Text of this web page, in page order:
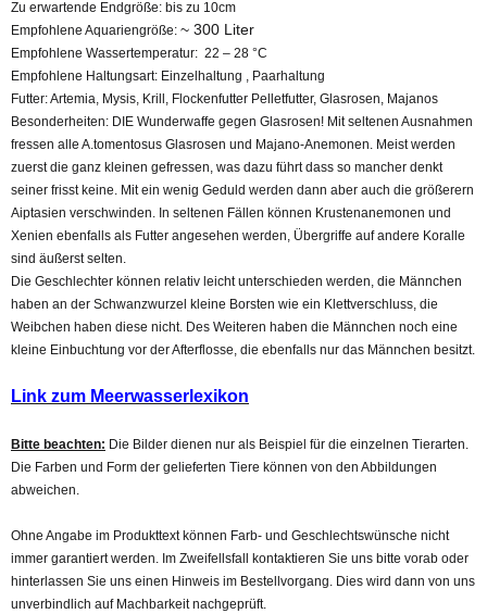
Zu erwartende Endgröße: bis zu 10cm
Empfohlene Aquariengröße: ~ 300 Liter
Empfohlene Wassertemperatur: 22 – 28 °C
Empfohlene Haltungsart: Einzelhaltung , Paarhaltung
Futter:Artemia, Mysis, Krill, Flockenfutter Pelletfutter, Glasrosen, Majanos
Besonderheiten: DIE Wunderwaffe gegen Glasrosen! Mit seltenen Ausnahmen
fressen alle A.tomentosus Glasrosen und Majano-Anemonen. Meist werden
zuerst die ganz kleinen gefressen, was dazu führt dass so mancher denkt
seiner frisst keine. Mit ein wenig Geduld werden dann aber auch die größerern
Aiptasien verschwinden. In seltenen Fällen können Krustenanemonen und
Xenien ebenfalls als Futter angesehen werden, Übergriffe auf andere Koralle
sind äußerst selten.
Die Geschlechter können relativ leicht unterschieden werden, die Männchen
haben an der Schwanzwurzel kleine Borsten wie ein Klettverschluss, die
Weibchen haben diese nicht. Des Weiteren haben die Männchen noch eine
kleine Einbuchtung vor der Afterflosse, die ebenfalls nur das Männchen besitzt.
Link zum Meerwasserlexikon
Bitte beachten: Die Bilder dienen nur als Beispiel für die einzelnen Tierarten.
Die Farben und Form der gelieferten Tiere können von den Abbildungen
abweichen.
Ohne Angabe im Produkttext können Farb- und Geschlechtswünsche nicht
immer garantiert werden. Im Zweifellsfall kontaktieren Sie uns bitte vorab oder
hinterlassen Sie uns einen Hinweis im Bestellvorgang. Dies wird dann von uns
unverbindlich auf Machbarkeit nachgeprüft.